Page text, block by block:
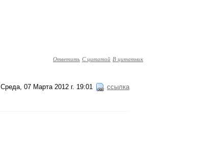
Ответить С цитатой В цитатник
Среда, 07 Марта 2012 г. 19:01 ссылка